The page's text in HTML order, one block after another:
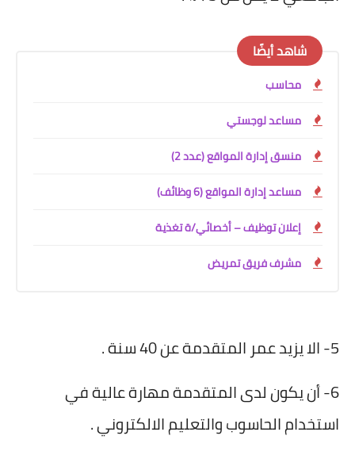
شاهد أيضًا
محاسب
مساعد لوجستي
منسق إدارة المواقع (عدد 2)
مساعد إدارة المواقع (6 وظائف)
إعلان توظيف – أخصائي/ة تغذية
مشرف فريق تمريض
5- الا يزيد عمر المتقدمة عن 40 سنة .
6- أن يكون لدى المتقدمة مهارة عالية في
استخدام الحاسوب والتعليم الالكتروني .